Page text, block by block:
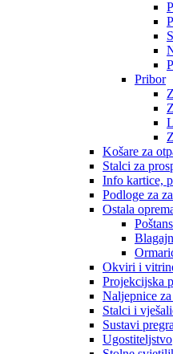
Pribor
Košare za
Stalci za
Info kartice,
Podloge za
Ostala
Okviri i
Projekcijska
Naljepnice
Stalci i
Sustavi
Ugostiteljstvo